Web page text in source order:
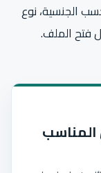
الجنسية، نوع
فتح الملف.
المناسب